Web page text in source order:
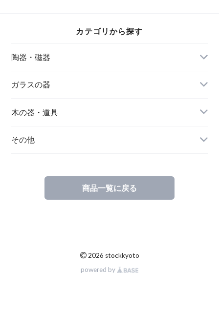
カテゴリから探す
陶器・磁器
作り手から選ぶ
器の種類から選ぶ
ガラスの器
作り手から選ぶ
器の種類から選ぶ
木の器・道具
作り手から選ぶ
その他
商品一覧に戻る
© 2026 stockkyoto
powered by